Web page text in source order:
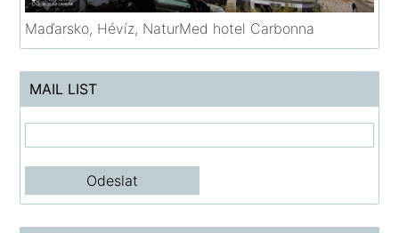
Maďarsko, Hévíz, NaturMed hotel Carbonna
MAIL LIST